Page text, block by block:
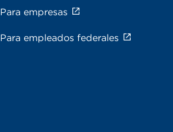
Para empresas
Para empleados federales